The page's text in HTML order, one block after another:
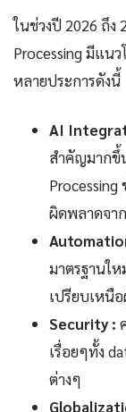
ในช่วงปี 2026 ถึง
Processing มีแน
หลายประการดังนี้
AI
สำคัญมากขึ้
ผิดพลาดจา
มาตรฐานใ
เปรียบเหนื
Security :
เรื่อยๆทั้ง
ต่างๆ